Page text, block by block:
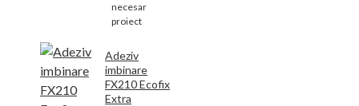
necesar
proiect
Adeziv
imbinare
FX210 Ecofix
Extra